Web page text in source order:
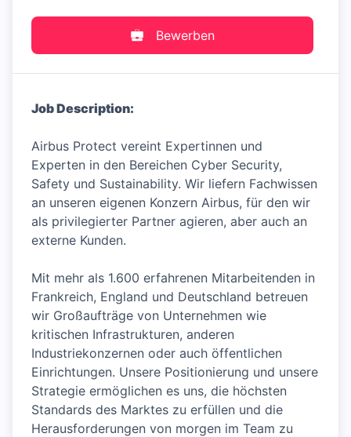
Bewerben
Job Description:
Airbus Protect vereint Expertinnen und
Experten in den Bereichen Cyber Security,
Safety und Sustainability. Wir liefern Fachwissen
an unseren eigenen Konzern Airbus, für den wir
als privilegierter Partner agieren, aber auch an
externe Kunden.
Mit mehr als 1.600 erfahrenen Mitarbeitenden in
Frankreich, England und Deutschland betreuen
wir Großaufträge von Unternehmen wie
kritischen Infrastrukturen, anderen
Industriekonzernen oder auch öffentlichen
Einrichtungen. Unsere Positionierung und unsere
Strategie ermöglichen es uns, die höchsten
Standards des Marktes zu erfüllen und die
Herausforderungen von morgen im Team zu